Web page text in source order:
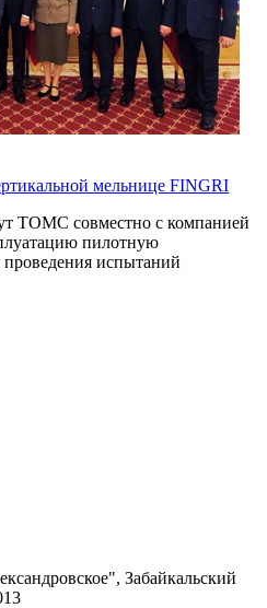
мельнице FINGRI
ТОМС совместно с компанией
пилотную
испытаний
Забайкальский